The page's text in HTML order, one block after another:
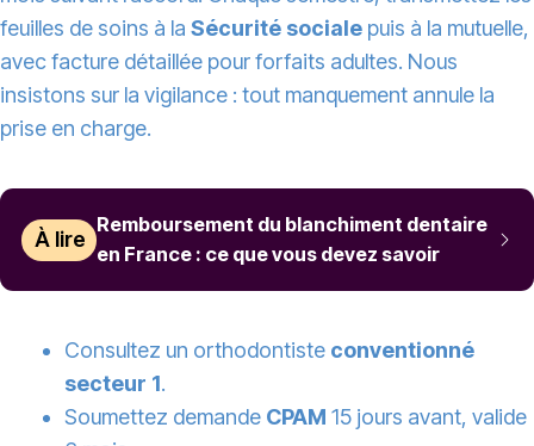
feuilles de soins à la Sécurité sociale puis à la mutuelle,
avec facture détaillée pour forfaits adultes. Nous
insistons sur la vigilance : tout manquement annule la
prise en charge.
À lire
Remboursement du blanchiment dentaire
en France : ce que vous devez savoir
Consultez un orthodontiste conventionné
secteur 1.
Soumettez demande CPAM 15 jours avant, valide